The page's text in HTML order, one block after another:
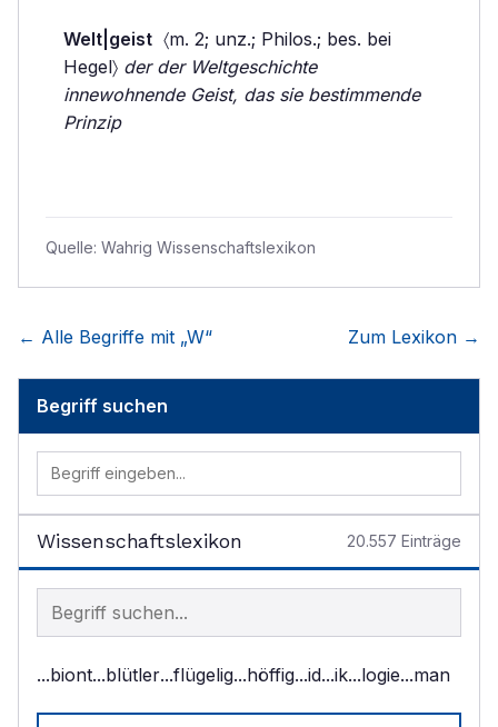
Welt|geist 〈m. 2; unz.; Philos.; bes. bei
Hegel〉 der der Weltgeschichte
innewohnende Geist, das sie bestimmende
Prinzip
Quelle: Wahrig Wissenschaftslexikon
← Alle Begriffe mit „W“ Zum Lexikon →
Begriff suchen
Wissenschaftslexikon 20.557 Einträge
Begriff im Lexikon suchen
...biont...blütler...flügelig...höffig...id...ik...logie...man